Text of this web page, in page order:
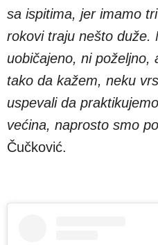
sa ispitima, jer imamo
rokovi traju nešto duže.
uobičajeno, ni poželjno,
tako da kažem, neku
uspevali da
većina, naprosto smo
Čučković.